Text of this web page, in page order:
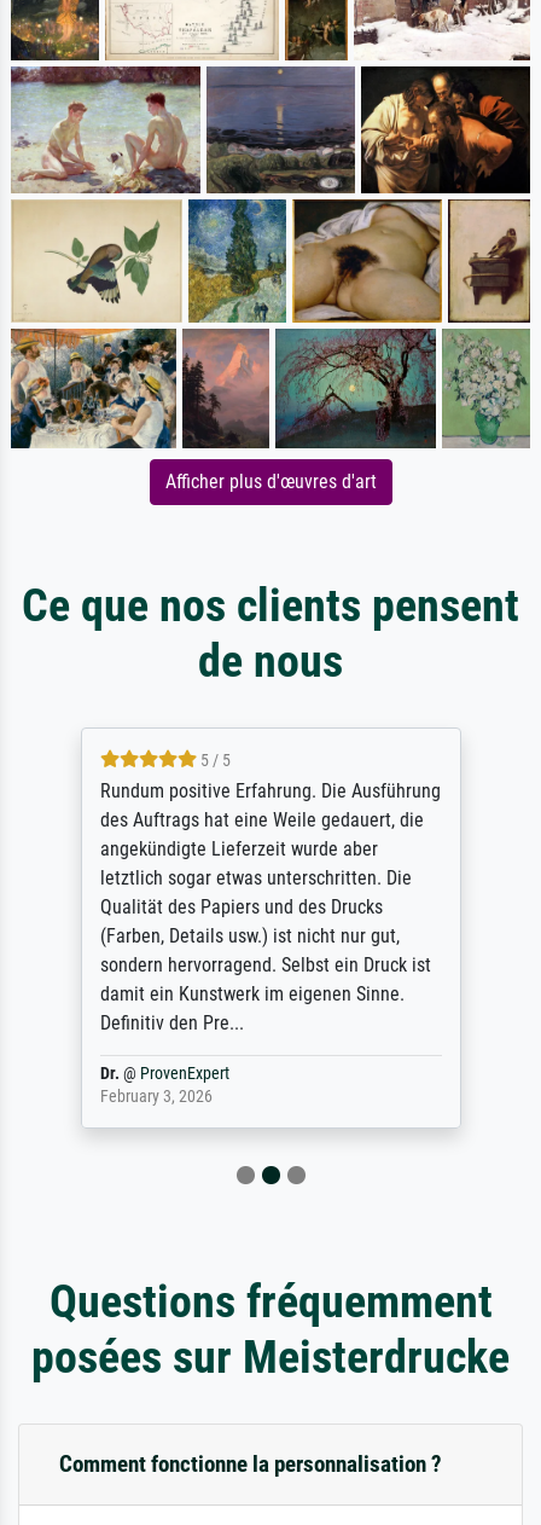
Afficher plus d'œuvres d'art
Ce que nos clients pensent
de nous
5 / 5
Rundum positive Erfahrung. Die Ausführung
des Auftrags hat eine Weile gedauert, die
angekündigte Lieferzeit wurde aber
letztlich sogar etwas unterschritten. Die
Qualität des Papiers und des Drucks
(Farben, Details usw.) ist nicht nur gut,
sondern hervorragend. Selbst ein Druck ist
damit ein Kunstwerk im eigenen Sinne.
Definitiv den Pre...
Dr. @ ProvenExpert
February 3, 2026
Questions fréquemment
posées sur Meisterdrucke
Comment fonctionne la personnalisation ?